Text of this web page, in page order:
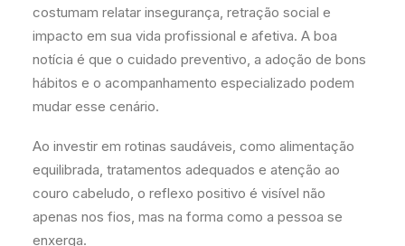
costumam relatar insegurança, retração social e
impacto em sua vida profissional e afetiva. A boa
notícia é que o cuidado preventivo, a adoção de bons
hábitos e o acompanhamento especializado podem
mudar esse cenário.
Ao investir em rotinas saudáveis, como alimentação
equilibrada, tratamentos adequados e atenção ao
couro cabeludo, o reflexo positivo é visível não
apenas nos fios, mas na forma como a pessoa se
enxerga.